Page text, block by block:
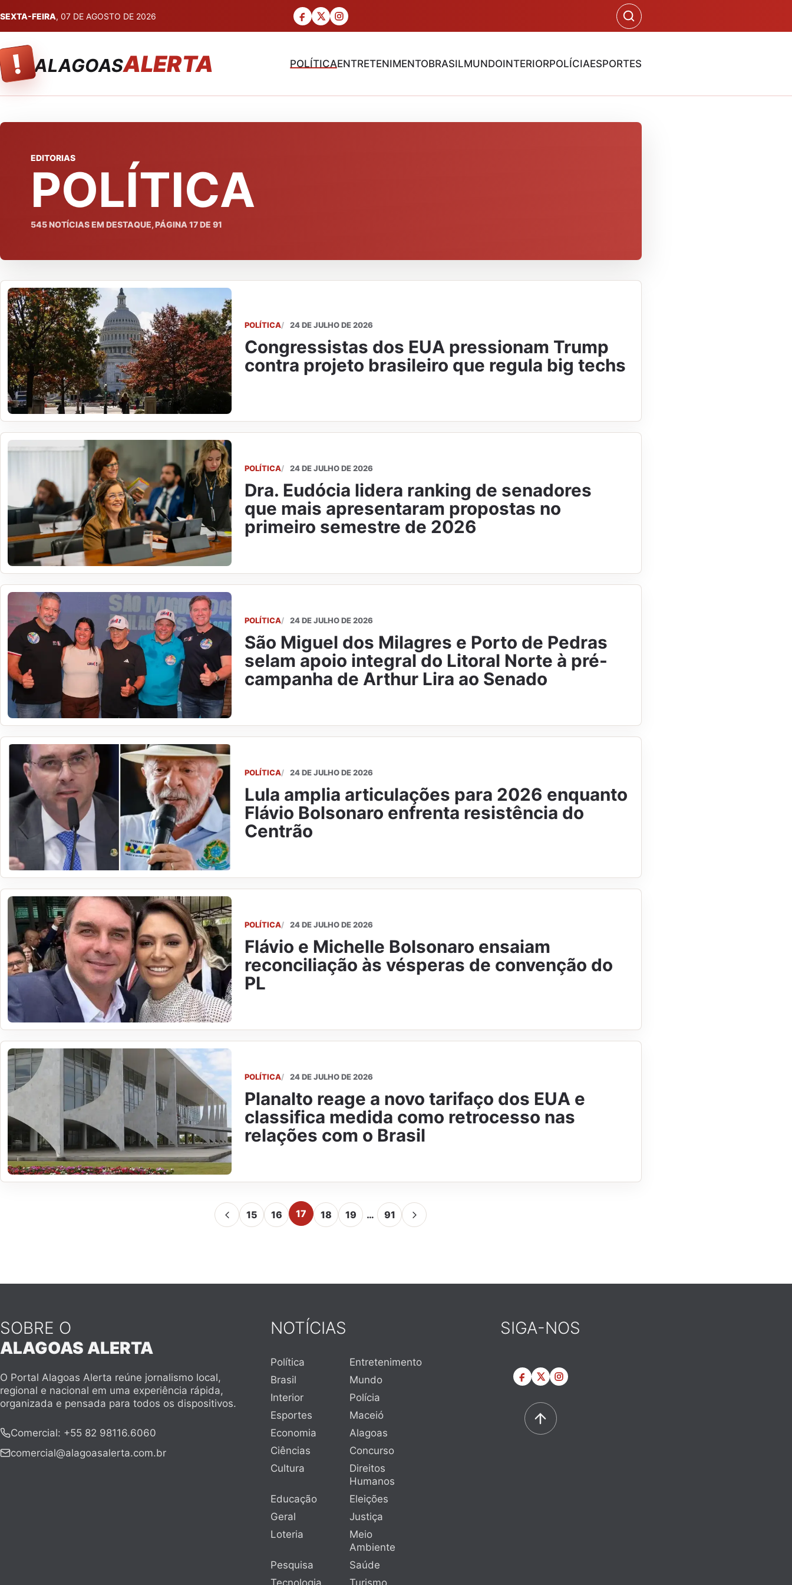
SEXTA-FEIRA, 07 DE AGOSTO DE 2026
! ALAGOASALERTA POLÍTICAENTRETENIMENTOBRASILMUNDOINTERIORPOLÍCIAESPORTES
EDITORIAS
POLÍTICA
545NOTÍCIAS EM DESTAQUE, PÁGINA 17DE 91
POLÍTICA 24 DE JULHO DE 2026
Congressistas dos EUA pressionam Trump
contra projeto brasileiro que regula big techs
POLÍTICA 24 DE JULHO DE 2026
Dra. Eudócia lidera ranking de senadores
que mais apresentaram propostas no
primeiro semestre de 2026
POLÍTICA 24 DE JULHO DE 2026
São Miguel dos Milagres e Porto de Pedras
selam apoio integral do Litoral Norte à pré-
campanha de Arthur Lira ao Senado
POLÍTICA 24 DE JULHO DE 2026
Lula amplia articulações para 2026 enquanto
Flávio Bolsonaro enfrenta resistência do
Centrão
POLÍTICA 24 DE JULHO DE 2026
Flávio e Michelle Bolsonaro ensaiam
reconciliação às vésperas de convenção do
PL
POLÍTICA 24 DE JULHO DE 2026
Planalto reage a novo tarifaço dos EUA e
classifica medida como retrocesso nas
relações com o Brasil
15 16 17 18 19 … 91
SOBRE O
ALAGOAS ALERTA
O Portal Alagoas Alerta reúne jornalismo local,
regional e nacional em uma experiência rápida,
organizada e pensada para todos os dispositivos.
Comercial: +55 82 98116.6060
comercial@alagoasalerta.com.br
NOTÍCIAS
Política
Entretenimento
Brasil
Mundo
Interior
Polícia
Esportes
Maceió
Economia
Alagoas
Ciências
Concurso
Cultura
Direitos
Humanos
Educação
Eleições
Geral
Justiça
Loteria
Meio
Ambiente
Pesquisa
Saúde
Tecnologia
Turismo
SIGA-NOS